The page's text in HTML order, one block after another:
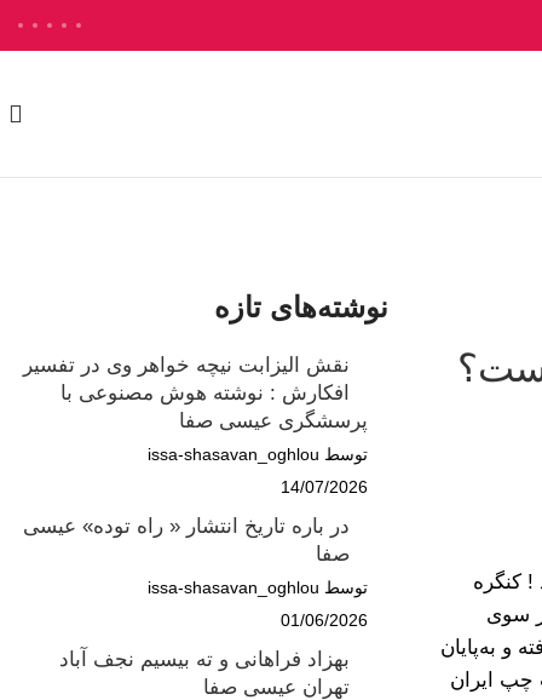
کنگره
سوی
و به‌پایان
چپ ایران
نوشته‌های تازه
نقش الیزابت نیچه خواهر وی در تفسیر
افکارش : نوشته هوش مصنوعی با
پرسشگری عیسی صفا
توسط issa-shasavan_oghlou
14/07/2026
در باره تاریخ انتشار « راه توده» عیسی
صفا
توسط issa-shasavan_oghlou
01/06/2026
بهزاد فراهانی و ته بیسیم نجف آباد
تهران عیسی صفا